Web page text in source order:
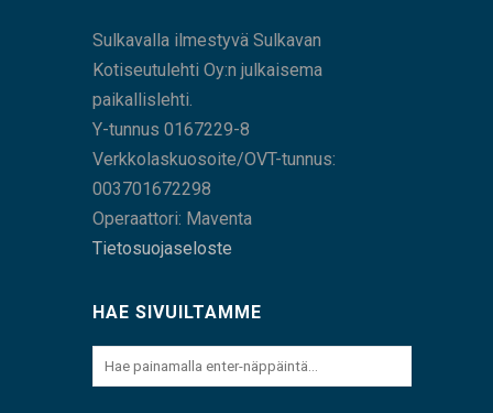
Sulkavalla ilmestyvä Sulkavan
Kotiseutulehti Oy:n julkaisema
paikallislehti.
Y-tunnus 0167229-8
Verkkolaskuosoite/OVT-tunnus:
003701672298
Operaattori: Maventa
Tietosuojaseloste
HAE SIVUILTAMME